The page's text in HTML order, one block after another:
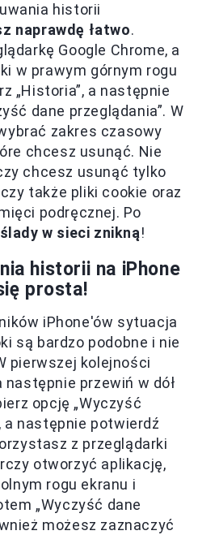
historii
naprawdę łatwo.
Google Chrome, a
w prawym górnym rogu
„Historia”, a następnie
dane przeglądania”. W
zakres czasowy
chcesz usunąć. Nie
chcesz usunąć tylko
także pliki cookie oraz
podręcznej. Po
w sieci znikną!
historii na iPhone
prosta!
iPhone'ów sytuacja
są bardzo podobne i nie
pierwszej kolejności
następnie przewiń w dół
opcję „Wyczyść
a następnie potwierdź
z przeglądarki
otworzyć aplikację,
rogu ekranu i
„Wyczyść dane
możesz zaznaczyć